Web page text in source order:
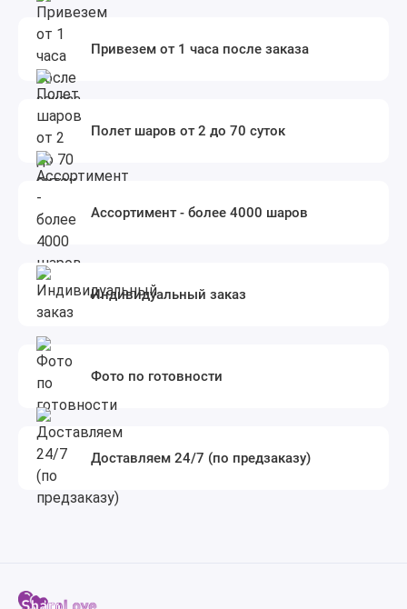
Привезем от 1 часа после заказа
Полет шаров от 2 до 70 суток
Ассортимент - более 4000 шаров
Индивидуальный заказ
Фото по готовности
Доставляем 24/7 (по предзаказу)